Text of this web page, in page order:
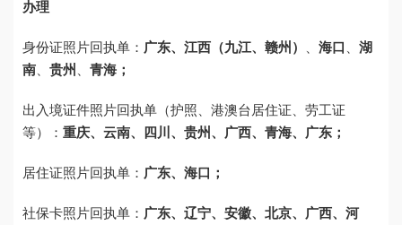
办理
身份证照片回执单： 广东、 江西（九江、赣州） 、 海口 、 湖
南、 贵州 、 青海；
出入境证件照片回执单（护照、港澳台居住证、劳工证
等）： 重庆、云南、四川、贵州、广西、青海、广东；
居住证照片回执单： 广东、海口；
社保卡照片回执单： 广东、辽宁、安徽、北京、广西、河